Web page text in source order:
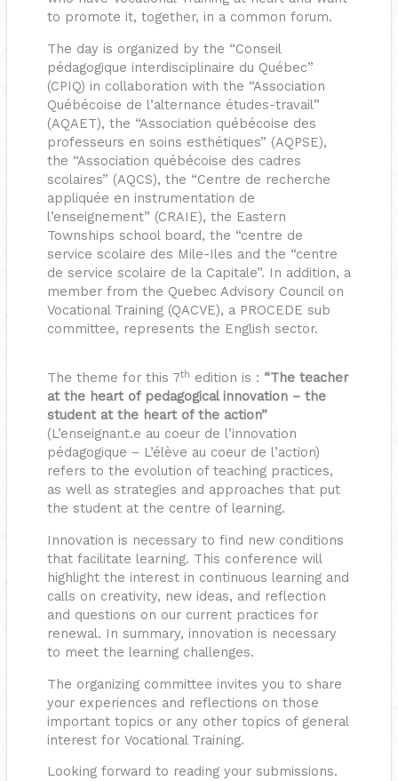
to promote it, together, in a common forum.
The day is organized by the “Conseil
pédagogique interdisciplinaire du Québec”
(CPIQ) in collaboration with the “Association
Québécoise de l’alternance études-travail”
(AQAET), the “Association québécoise des
professeurs en soins esthétiques” (AQPSE),
the “Association québécoise des cadres
scolaires” (AQCS), the “Centre de recherche
appliquée en instrumentation de
l’enseignement” (CRAIE), the Eastern
Townships school board, the “centre de
service scolaire des Mile-Iles and the “centre
de service scolaire de la Capitale”. In addition, a
member from the Quebec Advisory Council on
Vocational Training (QACVE), a PROCEDE sub
committee, represents the English sector.
The theme for this 7th edition is : “The teacher
at the heart of pedagogical innovation – the
student at the heart of the action”
(L’enseignant.e au coeur de l’innovation
pédagogique – L’élève au coeur de l’action)
refers to the evolution of teaching practices,
as well as strategies and approaches that put
the student at the centre of learning.
Innovation is necessary to find new conditions
that facilitate learning. This conference will
highlight the interest in continuous learning and
calls on creativity, new ideas, and reflection
and questions on our current practices for
renewal. In summary, innovation is necessary
to meet the learning challenges.
The organizing committee invites you to share
your experiences and reflections on those
important topics or any other topics of general
interest for Vocational Training.
Looking forward to reading your submissions.